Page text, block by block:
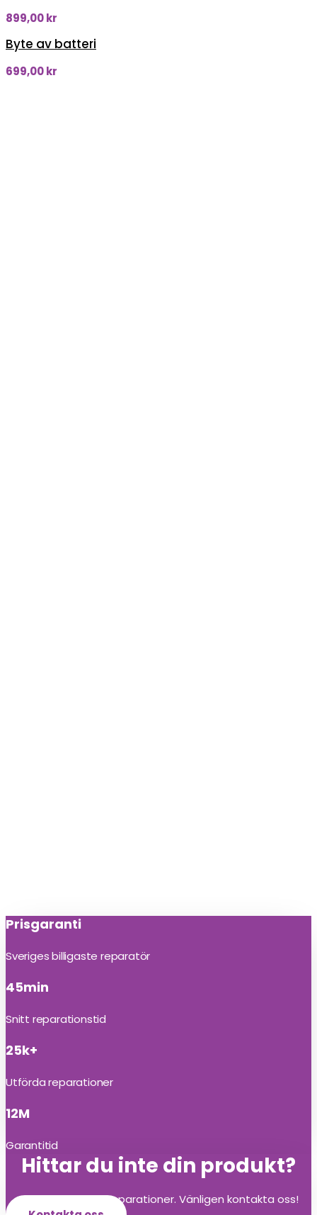
899,00kr
Byte av batteri
699,00kr
Prisgaranti
Sveriges billigaste reparatör
45min
Snitt reparationstid
25k+
Utförda reparationer
12M
Garantitid
Hittar du inte din produkt?
Vi utför alla olika reparationer. Vänligen kontakta oss!